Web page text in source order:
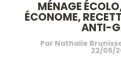
MÉNAGE
ÉCONOME,
ANTI-
Par Nathalie
22/05/